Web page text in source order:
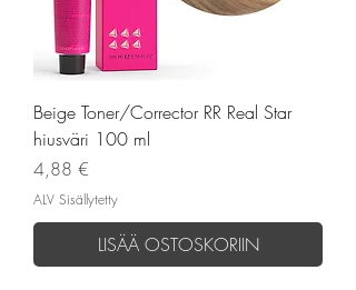
Beige Toner/Corrector RR Real Star
hiusväri 100 ml
Hinta
4,88 €
ALV Sisällytetty
LISÄÄ OSTOSKORIIN